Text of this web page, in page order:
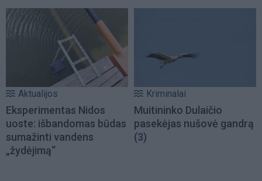
Aktualijos
Eksperimentas Nidos
uoste: išbandomas būdas
sumažinti vandens
„žydėjimą“
Kriminalai
Muitininko Dulaičio
pasekėjas nušovė gandrą
(3)